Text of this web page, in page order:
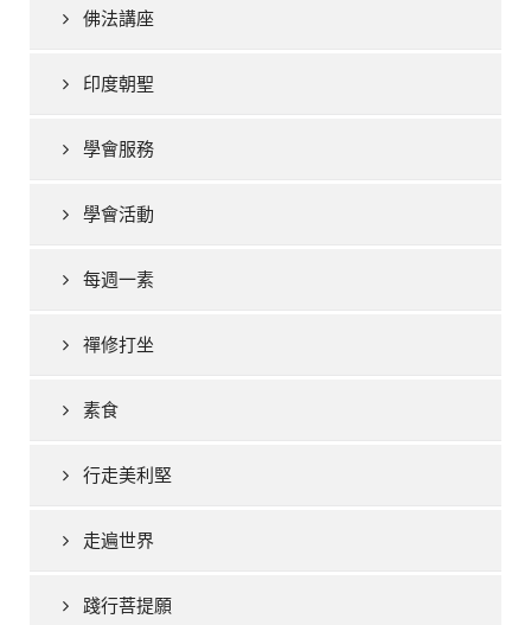
佛法講座
印度朝聖
學會服務
學會活動
每週一素
禪修打坐
素食
行走美利堅
走遍世界
踐行菩提願